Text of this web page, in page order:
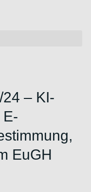
– KI-
EuGH